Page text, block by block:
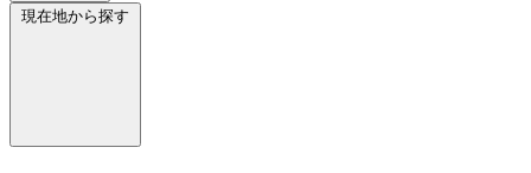
現在地から探す